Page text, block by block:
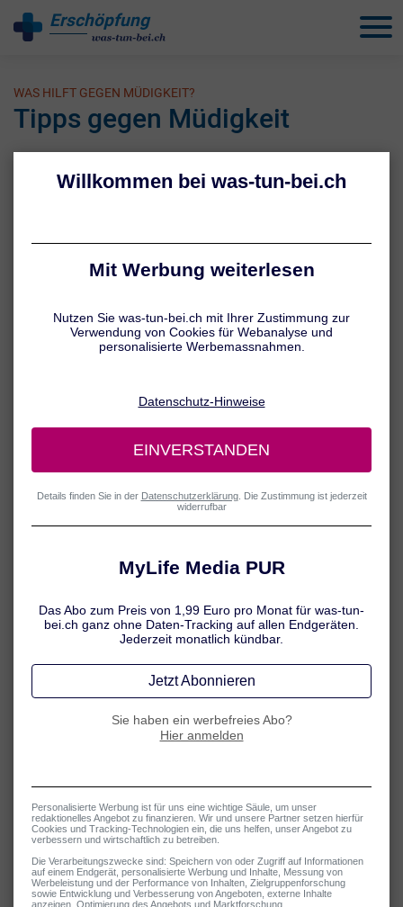
Erschöpfungbehandeln
WAS HILFT GEGEN MÜDIGKEIT?
Tipps gegen Müdigkeit
Guter Schlaf
Wann waren Sie das letzte Mal so richtig schön
ausgeschlafen? Vielleicht ist das schon eine ganze Weile her.
Oder Sie können sich gar nicht mehr daran erinnern. Dann
Schlafen Sie nachts ausreichend lange? Gehen Sie jeden Tag in
etwa um die gleiche Zeit ins Bett? Schlafen Sie gut? Wenn Sie
zunächst an dieser Stellschraube drehen – denn eins ist klar:
Wer schlecht oder nicht ausreichend schläft, wird seine
MehrTipps für erholsamen Schlaf